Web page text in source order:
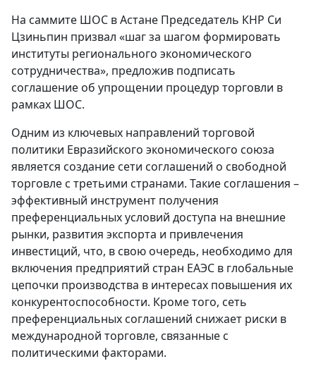
На саммите ШОС в Астане Председатель КНР Си
Цзиньпин призвал «шаг за шагом формировать
институты регионального экономического
сотрудничества», предложив подписать
соглашение об упрощении процедур торговли в
рамках ШОС.
Одним из ключевых направлений торговой
политики Евразийского экономического союза
является создание сети соглашений о свободной
торговле с третьими странами. Такие соглашения –
эффективный инструмент получения
преференциальных условий доступа на внешние
рынки, развития экспорта и привлечения
инвестиций, что, в свою очередь, необходимо для
включения предприятий стран ЕАЭС в глобальные
цепочки производства в интересах повышения их
конкурентоспособности. Кроме того, сеть
преференциальных соглашений снижает риски в
международной торговле, связанные с
политическими факторами.